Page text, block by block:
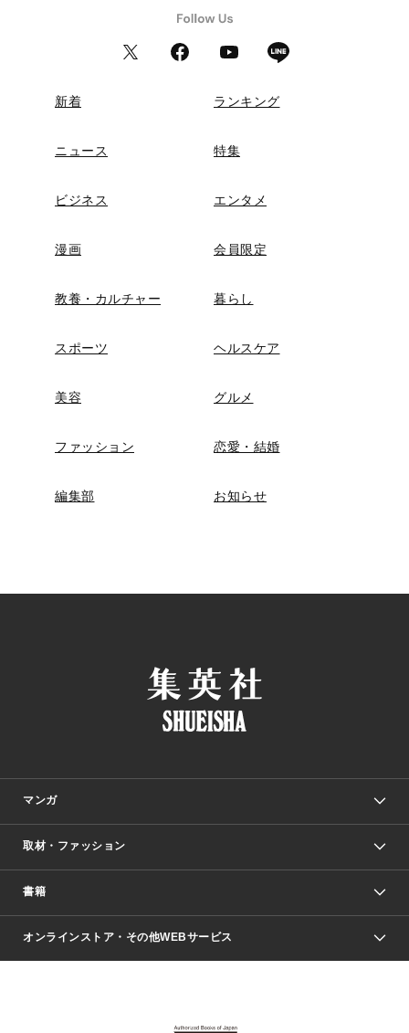
新着 ランキング
ニュース 特集
ビジネス エンタメ
漫画 会員限定
教養・カルチャー 暮らし
スポーツ ヘルスケア
美容 グルメ
ファッション 恋愛・結婚
編集部 お知らせ
マンガ
少年マンガ
Vジャンプ
週刊ヤングジャンプ
少女マンガ
取材・ファッション
Seventeen
芸能・情報・スポーツ
書籍
文芸・文庫・総合
オンラインストア・その他WEBサービス